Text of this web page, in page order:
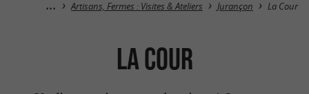
Artisans, Fermes : Visites & Ateliers Jurançon La Cour
La Cour